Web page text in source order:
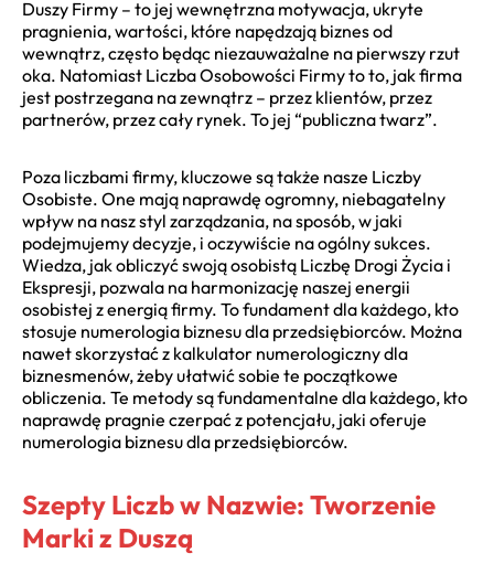
Duszy Firmy – to jej wewnętrzna motywacja, ukryte
pragnienia, wartości, które napędzają biznes od
wewnątrz, często będąc niezauważalne na pierwszy rzut
oka. Natomiast Liczba Osobowości Firmy to to, jak firma
jest postrzegana na zewnątrz – przez klientów, przez
partnerów, przez cały rynek. To jej “publiczna twarz”.
Poza liczbami firmy, kluczowe są także nasze Liczby
Osobiste. One mają naprawdę ogromny, niebagatelny
wpływ na nasz styl zarządzania, na sposób, w jaki
podejmujemy decyzje, i oczywiście na ogólny sukces.
Wiedza, jak obliczyć swoją osobistą Liczbę Drogi Życia i
Ekspresji, pozwala na harmonizację naszej energii
osobistej z energią firmy. To fundament dla każdego, kto
stosuje numerologia biznesu dla przedsiębiorców. Można
nawet skorzystać z kalkulator numerologiczny dla
biznesmenów, żeby ułatwić sobie te początkowe
obliczenia. Te metody są fundamentalne dla każdego, kto
naprawdę pragnie czerpać z potencjału, jaki oferuje
numerologia biznesu dla przedsiębiorców.
Szepty Liczb w Nazwie: Tworzenie
Marki z Duszą